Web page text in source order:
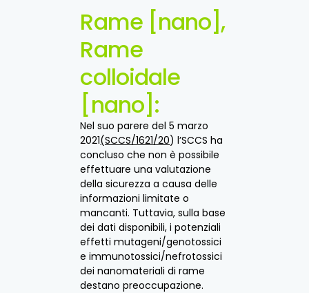
Rame [nano],
Rame
colloidale
[nano]:
Nel suo parere del 5 marzo
2021(SCCS/1621/20) l’SCCS ha
concluso che non è possibile
effettuare una valutazione
della sicurezza a causa delle
informazioni limitate o
mancanti. Tuttavia, sulla base
dei dati disponibili, i potenziali
effetti mutageni/genotossici
e immunotossici/nefrotossici
dei nanomateriali di rame
destano preoccupazione.